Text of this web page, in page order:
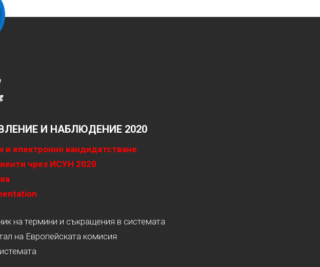
И НАБЛЮДЕНИЕ 2020
електронно кандидатстване
чрез ИСУН 2020
на термини и съкращения в системата
на Европейската комисия